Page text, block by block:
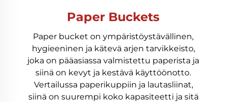
Paper Buckets
Paper bucket on ympäristöystävällinen,
hygieeninen ja kätevä arjen tarvikkeisto,
joka on pääasiassa valmistettu paperista ja
siinä on kevyt ja kestävä käyttöönotto.
Vertailussa paperikuppiin ja lautasliinat,
siinä on suurempi koko kapasiteetti ja sitä